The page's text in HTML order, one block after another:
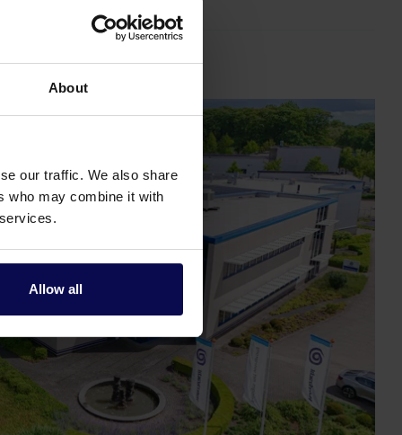
About
our traffic. We also share
who may combine it with
Allow all